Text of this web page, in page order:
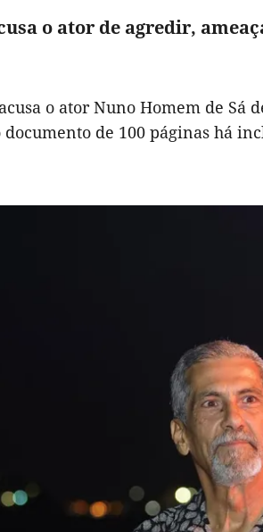
o ator de agredir,
o ator Nuno Homem de Sá
de 100 páginas há